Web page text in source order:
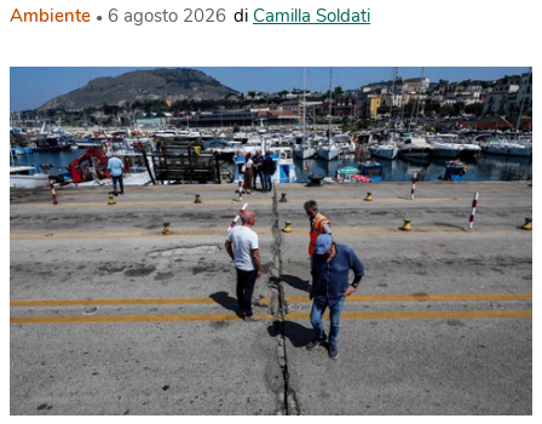
Ambiente 6 agosto 2026 di Camilla Soldati